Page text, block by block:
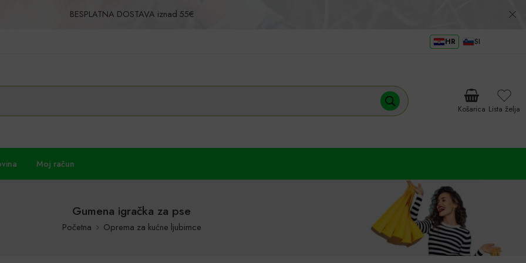
BESPLATNA DOSTAVA iznad 55€
HR SI
Košarica Lista želja
Moj račun
Gumena igračka za pse
Početna Oprema za kućne ljubimce